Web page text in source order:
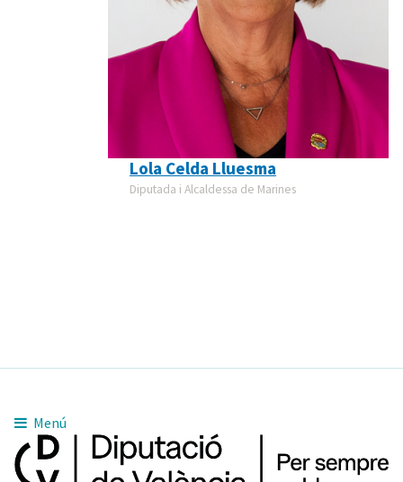
Lola Celda Lluesma
Diputada i Alcaldessa de Marines
Menú